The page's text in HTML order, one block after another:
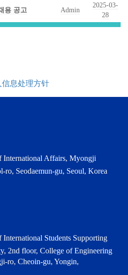
용 공고 Admin
2025-03-
28
信息处理方针
International Affairs, Myongji
ro, Seodaemun-gu, Seoul, Korea
Students Supporting
2nd floor, College of Engineering
ro, Cheoin-gu, Yongin,